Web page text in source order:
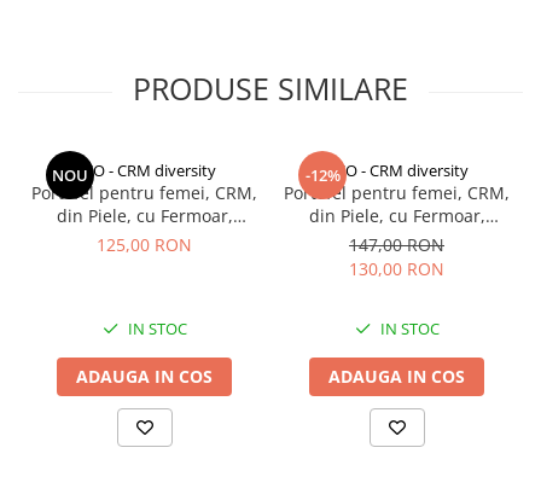
Caracteristici :
Material:Piele autentică, oferind durabilitate și un aspect
rafinat.
Albastru clasic, potrivit pentru orice ținută.
Închidere:Fermoar robust pentru securitatea conținutului.
PRODUSE SIMILARE
NOUCCO - CRM diversity
Portofel pentru femei, CRM,
din Piele, cu Fermoar,
Negru, 21 x 11.5 cm
125,00 RON
IN STOC
ADAUGA IN COS
-12%CCO - CRM diversity
Portofel pentru femei, CRM,
din Piele, cu Fermoar,
Verde, 21 x 11.5 cm
147,00 RON
130,00 RON
IN STOC
ADAUGA IN COS